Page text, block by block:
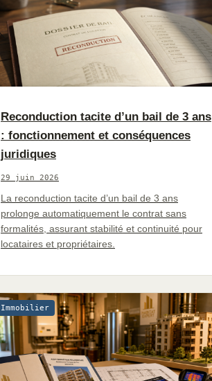
Reconduction tacite d’un bail de 3 ans
: fonctionnement et conséquences
juridiques
29 juin 2026
La reconduction tacite d’un bail de 3 ans
prolonge automatiquement le contrat sans
formalités, assurant stabilité et continuité pour
locataires et propriétaires.
Immobilier